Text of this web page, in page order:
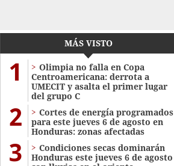
MÁS VISTO
1
Olimpia no falla en Copa
Centroamericana: derrota a
UMECIT y asalta el primer lugar
del grupo C
2
Cortes de energía programados
para este jueves 6 de agosto en
Honduras: zonas afectadas
3
Condiciones secas dominarán
Honduras este jueves 6 de agosto